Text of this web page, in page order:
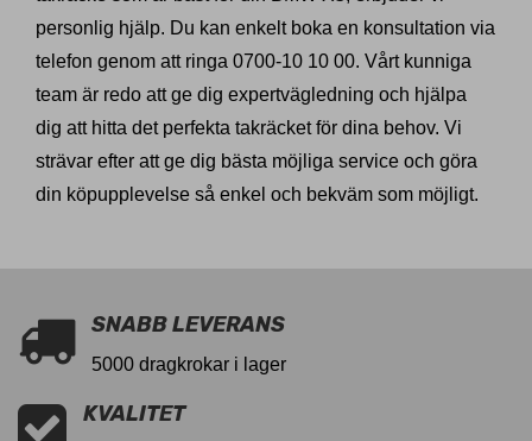
personlig hjälp. Du kan enkelt boka en konsultation via
telefon genom att ringa 0700-10 10 00. Vårt kunniga
team är redo att ge dig expertvägledning och hjälpa
dig att hitta det perfekta takräcket för dina behov. Vi
strävar efter att ge dig bästa möjliga service och göra
din köpupplevelse så enkel och bekväm som möjligt.
SNABB LEVERANS
5000 dragkrokar i lager
KVALITET